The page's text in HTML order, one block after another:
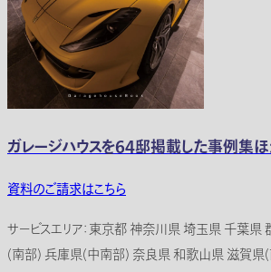
ガレージハウスを64邸掲載した事例集ほ
資料のご請求はこちら
サービスエリア：東京都 神奈川県 埼玉県 千葉
(南部) 兵庫県(中南部) 奈良県 和歌山県 滋賀県